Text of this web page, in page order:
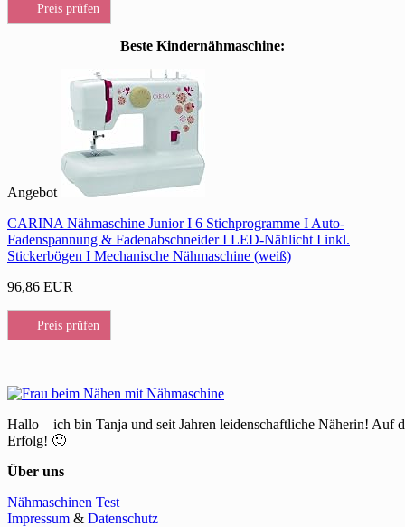
Preis prüfen
Beste Kindernähmaschine:
Angebot
CARINA Nähmaschine Junior I 6 Stichprogramme I Auto-
Fadenspannung & Fadenabschneider I LED-Nählicht I inkl.
Stickerbögen I Mechanische Nähmaschine (weiß)
96,86 EUR
Preis prüfen
Hallo – ich bin Tanja und seit Jahren leidenschaftliche Näherin! Auf
Erfolg! 🙂
Über uns
Nähmaschinen Test
Impressum & Datenschutz